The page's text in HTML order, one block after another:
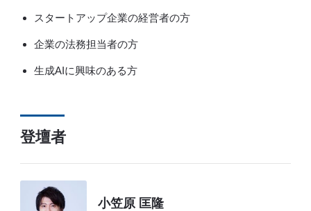
スタートアップ企業の経営者の方
企業の法務担当者の方
生成AIに興味のある方
登壇者
小笠原 匡隆